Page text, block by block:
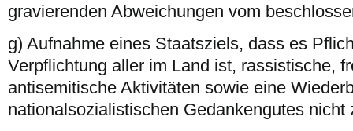
gravierenden Abweichungen vom
g) Aufnahme eines Staatsziels, dass es
Verpflichtung aller im Land ist, rassistische,
antisemitische Aktivitäten sowie eine
nationalsozialistischen Gedankengutes nicht